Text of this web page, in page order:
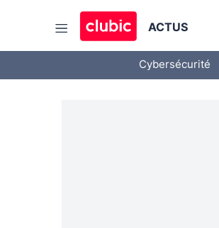
ACTUS
Cybersécurité